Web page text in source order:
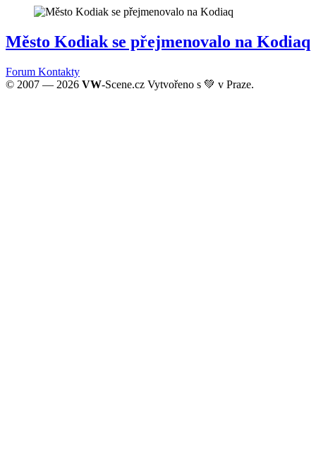
Město Kodiak se přejmenovalo na Kodiaq
Forum Kontakty
© 2007 — 2026 VW-Scene.cz Vytvořeno s 💚 v Praze.